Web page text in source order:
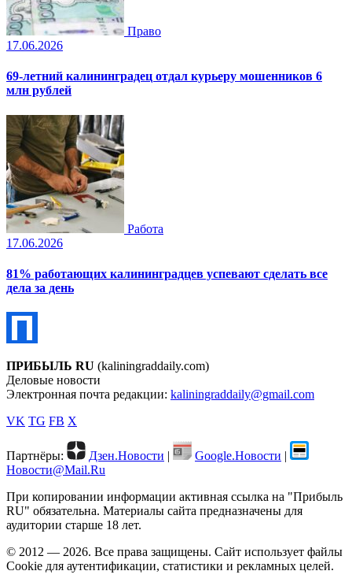
Право
17.06.2026
69-летний калининградец отдал курьеру мошенников 6
млн рублей
Работа
17.06.2026
81% работающих калининградцев успевают сделать все
дела за день
ПРИБЫЛЬ RU (kaliningraddaily.com)
Деловые новости
Электронная почта редакции: kaliningraddaily@gmail.com
VK TG FB X
Партнёры: Дзен.Новости | Google.Новости |
Новости@Mail.Ru
При копировании информации активная ссылка на "Прибыль
RU" обязательна. Материалы сайта предназначены для
аудитории старше 18 лет.
© 2012 — 2026. Все права защищены. Сайт использует файлы
Cookie для аутентификации, статистики и рекламных целей.